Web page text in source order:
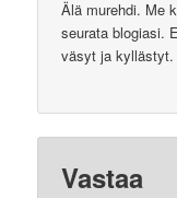
Älä murehdi. Me
seurata blogiasi.
väsyt ja kyllästyt.
Vastaa